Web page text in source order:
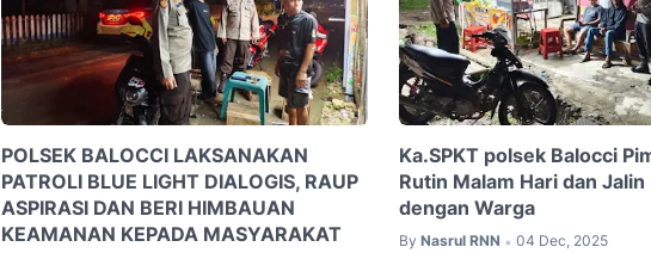
POLSEK BALOCCI LAKSANAKAN
PATROLI BLUE LIGHT DIALOGIS, RAUP
ASPIRASI DAN BERI HIMBAUAN
KEAMANAN KEPADA MASYARAKAT
Ka.SPKT polsek Balocci
Rutin Malam Hari dan Jalin
dengan Warga
By Nasrul RNN • 04 Dec, 2025